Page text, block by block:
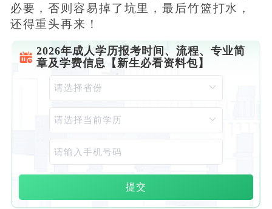
必要，否则容易掉了坑里，最后竹篮打水，
还得重头再来！
2026年成人学历报考时间、流程、专业简
章及学费信息【新生必看资料包】
提交